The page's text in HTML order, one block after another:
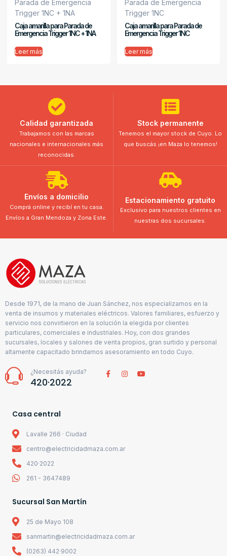
Caja amarilla para Parada de
Emergencia Trigger 1NC + 1NA
Leer más
Caja amarilla para Parada de
Emergencia Trigger 1NC
Leer más
Calidad garantizada
Trabajamos con las marcas
nacionales e internacionales más
reconocidas.
Stock permanente
Tenemos el mayor stock de Cuyo. Lo
que buscás ¡en Maza lo tenemos!
Envíos a domicilio
Comprá online y recibí en tu casa.
Envíos a Gran Mendoza y Zona Este.
Estacionamiento gratuito
Exclusivo para nuestros clientes en
nuestras dos sucursales.
Desde 1971, de la mano de Juan Sánchez, nos especializamos en la
venta de insumos y materiales eléctricos. Valores familiares, esfuerzo y
servicio nos convirtieron en la solución la elegida por clientes
particulares, comerciales e industriales. Hoy, con dos grandes
sucursales, locales y salones de venta propios, gran surtido y personal
altamente capacitado brindamos asesoramiento en todo Cuyo.
¿Necesitás ayuda?
420·2022
Casa central
Lavalle 266 · Ciudad
centro@electricidadmaza.com.ar
420·2022
261 - 3647489
Sucursal San Martín
25 de Mayo 108
sanmartin@electricidadmaza.com.ar
(0263) 442·9002